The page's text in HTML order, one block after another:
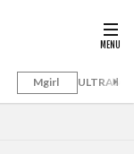
Mgirl